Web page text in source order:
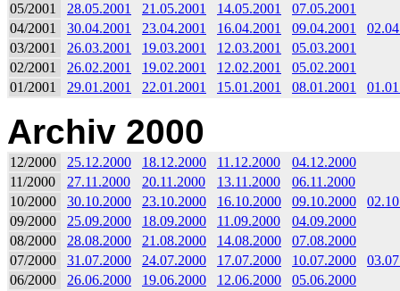
05/2001
28.05.2001 21.05.2001 14.05.2001
07.05.2001
04/2001
30.04.2001 23.04.2001 16.04.2001 09.04.2001
03/2001
26.03.2001 19.03.2001 12.03.2001
05.03.2001
02/2001
26.02.2001 19.02.2001 12.02.2001
05.02.2001
01/2001
29.01.2001 22.01.2001 15.01.2001 08.01.2001
Archiv 2000
12/2000 25.12.2000 18.12.2000 11.12.2000
04.12.2000
11/2000
27.11.2000 20.11.2000 13.11.2000
06.11.2000
10/2000
30.10.2000 23.10.2000 16.10.2000 09.10.2000
09/2000
25.09.2000 18.09.2000 11.09.2000
04.09.2000
08/2000
28.08.2000 21.08.2000 14.08.2000
07.08.2000
07/2000
31.07.2000 24.07.2000 17.07.2000 10.07.2000
06/2000
26.06.2000 19.06.2000 12.06.2000
05.06.2000